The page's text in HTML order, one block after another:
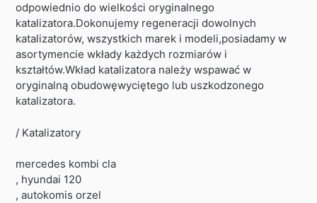
odpowiednio do wielkości oryginalnego
katalizatora.Dokonujemy regeneracji dowolnych
katalizatorów, wszystkich marek i modeli,posiadamy w
asortymencie wkłady każdych rozmiarów i
kształtów.Wkład katalizatora należy wspawać w
oryginalną obudowęwyciętego lub uszkodzonego
katalizatora.
/ Katalizatory
mercedes kombi cla
, hyundai 120
, autokomis orzel